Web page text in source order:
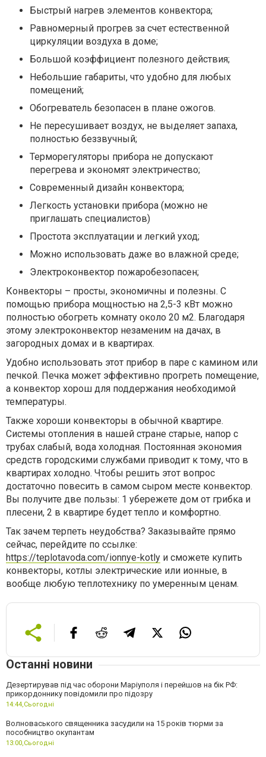
Быстрый нагрев элементов конвектора;
Равномерный прогрев за счет естественной
циркуляции воздуха в доме;
Большой коэффициент полезного действия;
Небольшие габариты, что удобно для любых
помещений;
Обогреватель безопасен в плане ожогов.
Не пересушивает воздух, не выделяет запаха,
полностью беззвучный;
Терморегуляторы прибора не допускают
перегрева и экономят электричество;
Современный дизайн конвектора;
Легкость установки прибора (можно не
приглашать специалистов)
Простота эксплуатации и легкий уход;
Можно использовать даже во влажной среде;
Электроконвектор пожаробезопасен;
Конвекторы – просты, экономичны и полезны. С
помощью прибора мощностью на 2,5-3 кВт можно
полностью обогреть комнату около 20 м2. Благодаря
этому электроконвектор незаменим на дачах, в
загородных домах и в квартирах.
Удобно использовать этот прибор в паре с камином или
печкой. Печка может эффективно прогреть помещение,
а конвектор хорош для поддержания необходимой
температуры.
Также хороши конвекторы в обычной квартире.
Системы отопления в нашей стране старые, напор с
трубах слабый, вода холодная. Постоянная экономия
средств городскими службами приводит к тому, что в
квартирах холодно. Чтобы решить этот вопрос
достаточно повесить в самом сыром месте конвектор.
Вы получите две пользы: 1 убережете дом от грибка и
плесени, 2 в квартире будет тепло и комфортно.
Так зачем терпеть неудобства? Заказывайте прямо
сейчас, перейдите по ссылке:
https://teplotavoda.com/ionnye-kotly и сможете купить
конвекторы, котлы электрические или ионные, в
вообще любую теплотехнику по умеренным ценам.
Останні новини
Дезертирував під час оборони Маріуполя і перейшов на бік РФ:
прикордоннику повідомили про підозру
14:44,Сьогодні
Волноваського священника засудили на 15 років тюрми за
пособництво окупантам
13:00,Сьогодні